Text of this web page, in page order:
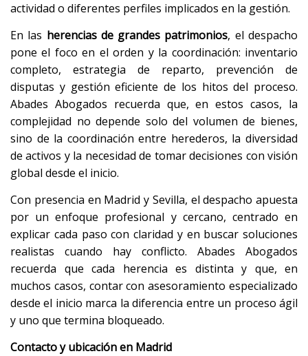
actividad o diferentes perfiles implicados en la gestión.
En las herencias de grandes patrimonios, el despacho
pone el foco en el orden y la coordinación: inventario
completo, estrategia de reparto, prevención de
disputas y gestión eficiente de los hitos del proceso.
Abades Abogados recuerda que, en estos casos, la
complejidad no depende solo del volumen de bienes,
sino de la coordinación entre herederos, la diversidad
de activos y la necesidad de tomar decisiones con visión
global desde el inicio.
Con presencia en Madrid y Sevilla, el despacho apuesta
por un enfoque profesional y cercano, centrado en
explicar cada paso con claridad y en buscar soluciones
realistas cuando hay conflicto. Abades Abogados
recuerda que cada herencia es distinta y que, en
muchos casos, contar con asesoramiento especializado
desde el inicio marca la diferencia entre un proceso ágil
y uno que termina bloqueado.
Contacto y ubicación en Madrid